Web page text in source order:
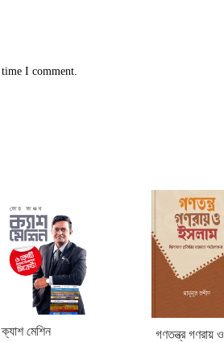
I comment.
ক্যাশ মেশিন
গণতন্ত্র গণরায় ও